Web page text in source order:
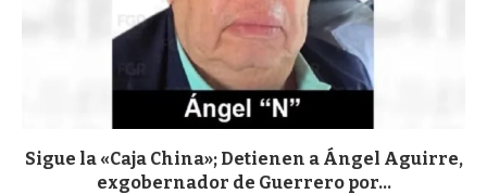
Sigue la «Caja China»; Detienen a Ángel Aguirre,
exgobernador de Guerrero por...